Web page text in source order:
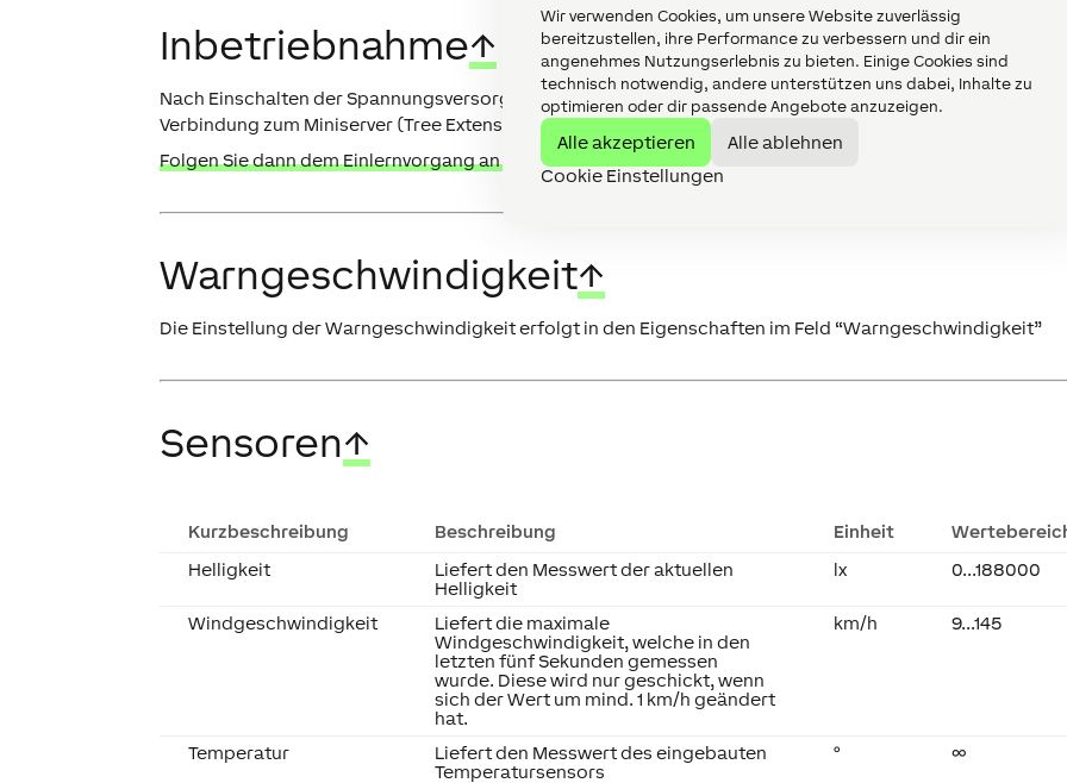
Wir verwenden Cookies, um unsere Website zuverlässig
bereitzustellen, ihre Performance zu verbessern und dir ein
angenehmes Nutzungserlebnis zu bieten. Einige Cookies sind
technisch notwendig, andere unterstützen uns dabei, Inhalte zu
optimieren oder dir passende Angebote anzuzeigen.
Alle akzeptieren
Alle ablehnen
Cookie Einstellungen
Inbetriebnahme↑
Nach Einschalten der Spannungsversorgung blinkt die Status LED bei korrekter Verdrahtung und
Verbindung zum Miniserver (Tree Extension online) nach kurzer Zeit orange.
Folgen Sie dann dem Einlernvorgang an der Tree Schnittstelle.
Warngeschwindigkeit↑
Die Einstellung der Warngeschwindigkeit erfolgt in den Eigenschaften im Feld “Warngeschwindigkeit”
Sensoren↑
Kurzbeschreibung Beschreibung Einheit
Helligkeit
Liefert den Messwert der aktuellen
Helligkeit
lx 0...188000
Windgeschwindigkeit
Liefert die maximale
Windgeschwindigkeit, welche in den
letzten fünf Sekunden gemessen
wurde. Diese wird nur geschickt, wenn
sich der Wert um mind. 1 km/h geändert
hat.
km/h 9...145
Temperatur
Liefert den Messwert des eingebauten
Temperatursensors
° ∞